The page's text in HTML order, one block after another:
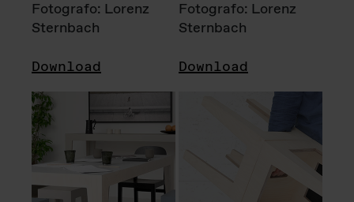
Fotografo: Lorenz
Sternbach
Download
Fotografo: Lorenz
Sternbach
Download